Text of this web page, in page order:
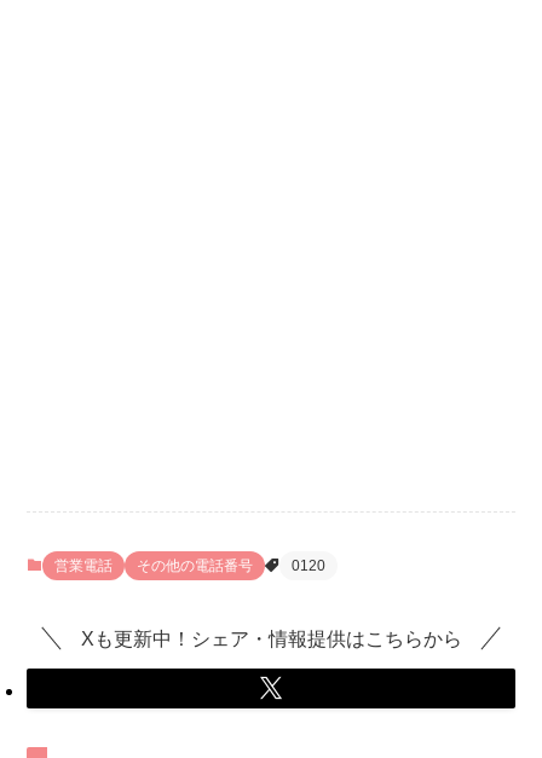
営業電話 その他の電話番号 0120
Xも更新中！シェア・情報提供はこちらから